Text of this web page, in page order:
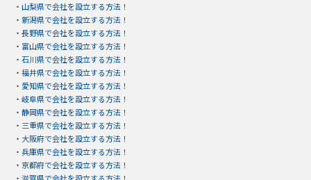
・ 山梨県で会社を設立する方法！
・ 新潟県で会社を設立する方法！
・ 長野県で会社を設立する方法！
・ 富山県で会社を設立する方法！
・ 石川県で会社を設立する方法！
・ 福井県で会社を設立する方法！
・ 愛知県で会社を設立する方法！
・ 岐阜県で会社を設立する方法！
・ 静岡県で会社を設立する方法！
・ 三重県で会社を設立する方法！
・ 大阪府で会社を設立する方法！
・ 兵庫県で会社を設立する方法！
・ 京都府で会社を設立する方法！